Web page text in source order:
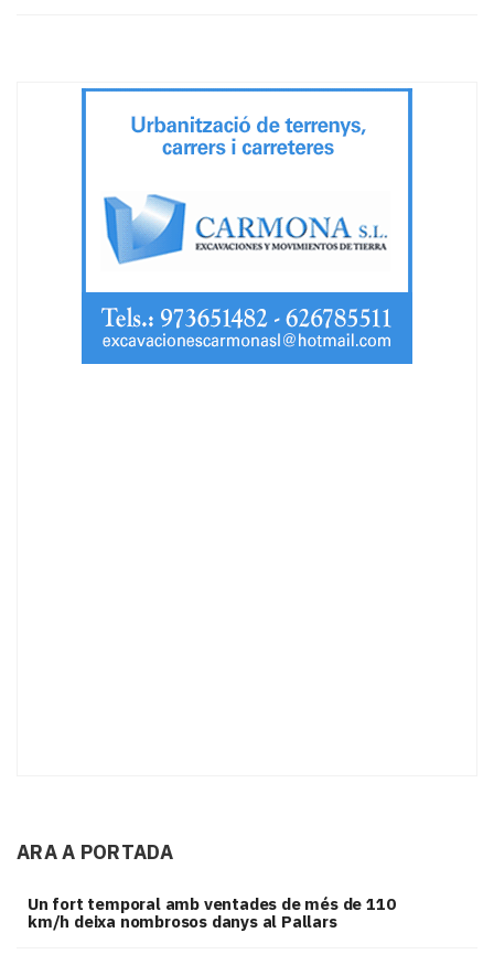
ARA A PORTADA
Un fort temporal amb ventades de més de 110
km/h deixa nombrosos danys al Pallars